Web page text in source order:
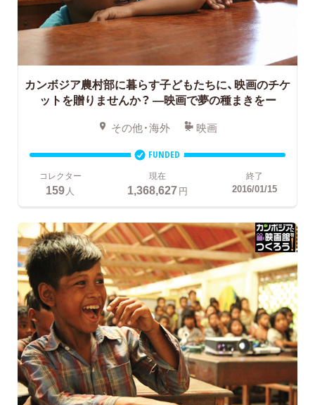
カンボジア農村部に暮らす子どもたちに、映画のチケ
ットを贈りませんか？ ―映画で夢の種まきをー
その他・海外 映画
FUNDED
コレクター
159 人
現在
1,368,627円
終了
2016/01/15